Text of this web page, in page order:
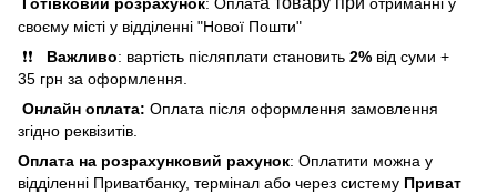
своєму місті у відділенні "Нової Пошти"
❗❗ Важливо: вартість післяплати становить 2% від суми +
35 грн за оформлення.
Онлайн оплата: Оплата після оформлення замовлення
згідно реквізитів.
Оплата на розрахунковий рахунок: Оплатити можна у
відділенні Приватбанку, термінал або через систему Приват